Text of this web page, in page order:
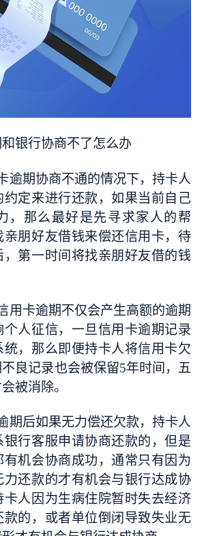
银行协商不了怎么办
逾期协商不通的情况下，持卡人
约定来进行还款，如果当前自己
，那么最好是先寻求家人的帮
亲朋好友借钱来偿还信用卡，待
，第一时间将找亲朋好友借的钱
用卡逾期不仅会产生高额的逾期
人征信，一旦信用卡逾期记录
统，那么即便持卡人将信用卡欠
良记录也会被保留5年时间，五
被消除。
期后如果无力偿还欠款，持卡人
银行客服申请协商还款的，但是
有机会协商成功，通常只有因为
力还款的才有机会与银行达成协
卡人因为生病住院暂时失去经济
款的，或者单位倒闭导致失业无